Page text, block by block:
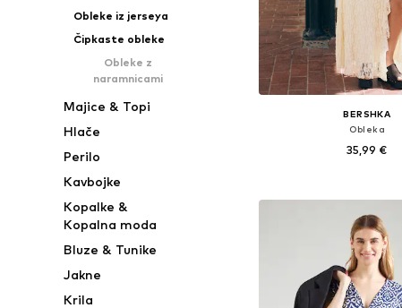
Obleke iz jerseya
Čipkaste obleke
Obleke z
naramnicami
Majice & Topi
Hlače
Perilo
Kavbojke
Kopalke &
Kopalna moda
Bluze & Tunike
Jakne
Krila
BERSHKA
Obleka
35,99 €